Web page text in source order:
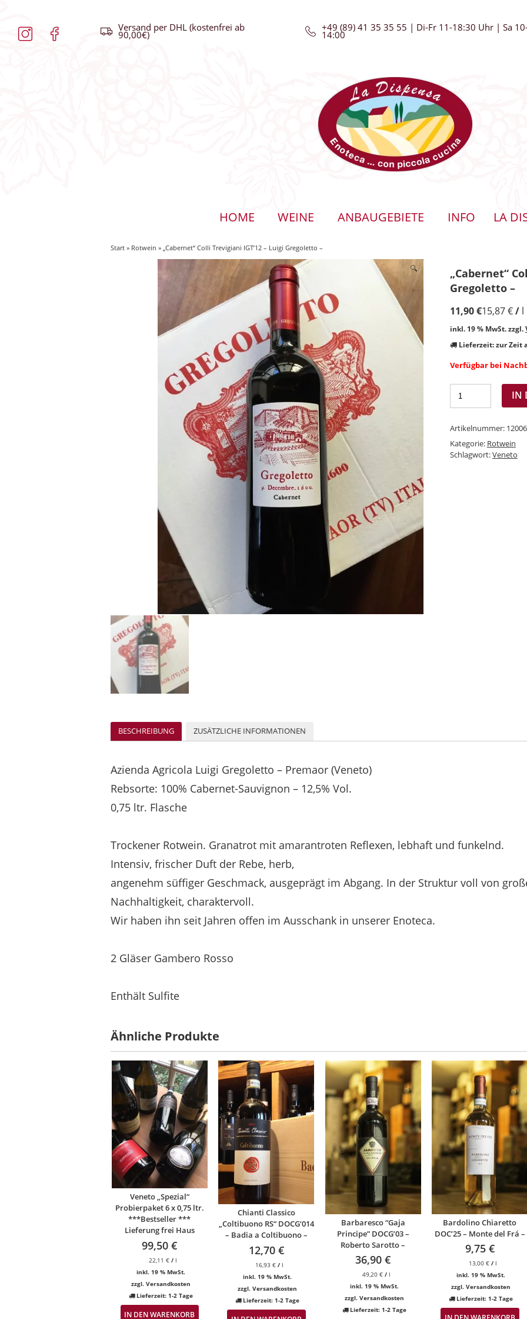
Versand per DHL (kostenfrei ab
90,00€)
+49 (89) 41 35 35 55 | Di-Fr 11-18:30 Uhr | Sa
14:00
HOME WEINE ANBAUGEBIETE INFO LA
Start » Rotwein » „Cabernet“ Colli Trevigiani IGT’12 – Luigi Gregoletto –
🔍
„Cabernet“
Gregoletto –
11,90€15,87€/ l
inkl. 19 % MwSt. zzgl.
Lieferzeit:zur Zeit
Verfügbar bei
IN
Artikelnummer: 12006
Kategorie: Rotwein
Schlagwort:Veneto
BESCHREIBUNG ZUSÄTZLICHE INFORMATIONEN
Azienda Agricola Luigi Gregoletto – Premaor (Veneto)
Rebsorte: 100% Cabernet-Sauvignon – 12,5% Vol.
0,75 ltr. Flasche
Trockener Rotwein. Granatrot mit amarantroten Reflexen, lebhaft und funkelnd.
Intensiv, frischer Duft der Rebe, herb,
angenehm süffiger Geschmack, ausgeprägt im Abgang. In der Struktur voll von
Nachhaltigkeit, charaktervoll.
Wir haben ihn seit Jahren offen im Ausschank in unserer Enoteca.
2 Gläser Gambero Rosso
Enthält Sulfite
Ähnliche Produkte
Veneto „Spezial“
Probierpaket 6 x 0,75 ltr.
***Bestseller ***
Lieferung frei Haus
99,50€
22,11 €/ l
inkl. 19 % MwSt.
zzgl. Versandkosten
Lieferzeit: 1-2 Tage
IN DEN WARENKORB
Chianti Classico
„Coltibuono RS“ DOCG‘014
– Badia a Coltibuono –
12,70 €
16,93€ /l
inkl. 19 % MwSt.
zzgl.Versandkosten
Lieferzeit:1-2 Tage
Barbaresco “Gaja
Principe” DOCG’03 –
Roberto Sarotto –
36,90€
49,20 €/ l
inkl. 19 % MwSt.
zzgl. Versandkosten
Lieferzeit: 1-2 Tage
Bardolino Chiaretto
DOC’25 – Monte del Frá –
9,75 €
13,00€ /l
inkl. 19 % MwSt.
zzgl.Versandkosten
Lieferzeit:1-2 Tage